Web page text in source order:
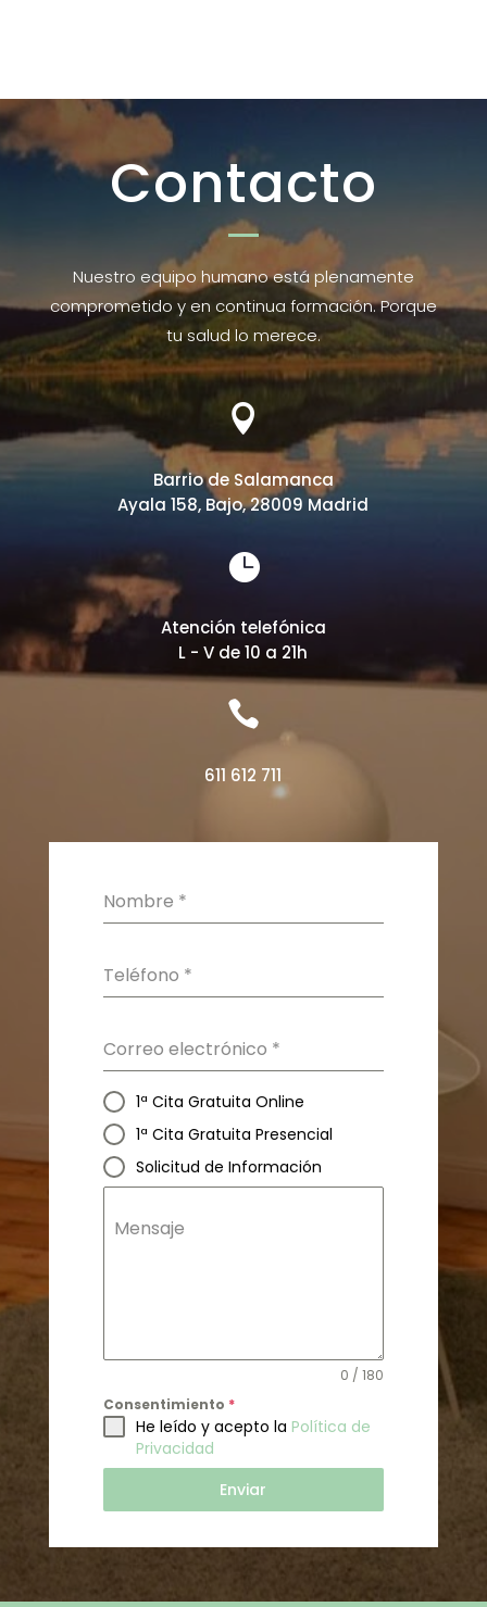
Contacto
Nuestro equipo humano está plenamente
comprometido y en continua formación. Porque
tu salud lo merece.

Barrio de Salamanca
Ayala 158, Bajo, 28009 Madrid

Atención telefónica
L - V de 10 a 21h

611 612 711
Nombre *
Teléfono *
Correo electrónico *
1ª Cita Gratuita Online
1ª Cita Gratuita Presencial
Solicitud de Información
Mensaje
0 / 180
Consentimiento *
He leído y acepto la Política de
Privacidad
Enviar